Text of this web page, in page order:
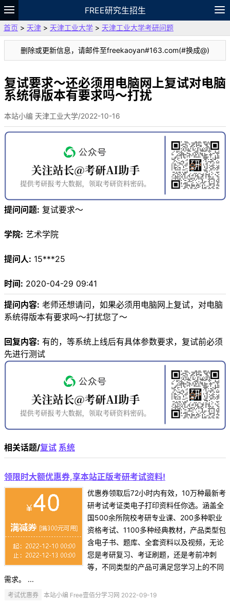
FREE研究生招生
题库
故事 专题 APP 笔记
论坛
VIP
资料
首页 > 天津 > 天津工业大学 > 天津工业大学考研问题
删除或更新信息，请邮件至freekaoyan#163.com(#换成@)
复试要求～还必须用电脑网上复试对电脑
系统得版本有要求吗～打扰
本站小编 天津工业大学/2022-10-16
提问问题: 复试要求～
学院: 艺术学院
提问人: 15***25
时间: 2020-04-29 09:41
提问内容: 老师还想请问，如果必须用电脑网上复试，对电脑
系统得版本有要求吗～打扰您了～
回复内容: 有的，等系统上线后有具体参数要求，复试前必须
先进行测试
相关话题/复试 系统
领限时大额优惠券,享本站正版考研考试资料!
优惠券领取后72小时内有效，10万种最新考
研考试考证类电子打印资料任你选。涵盖全
国500余所院校考研专业课、200多种职业
资格考试、1100多种经典教材，产品类型包
含电子书、题库、全套资料以及视频，无论
您是考研复习、考证刷题，还是考前冲刺
等，不同类型的产品可满足您学习上的不同
需求。 ...
考试优惠券 本站小编 Free壹佰分学习网 2022-09-19